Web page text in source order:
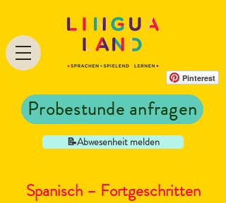
Pinterest
📝Abwesenheit melden
Probestunde anfragen
Spanisch – Fortgeschritten